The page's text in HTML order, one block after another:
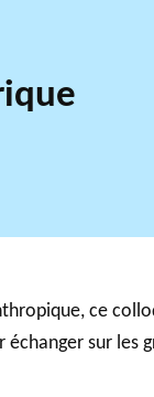
ce
sur